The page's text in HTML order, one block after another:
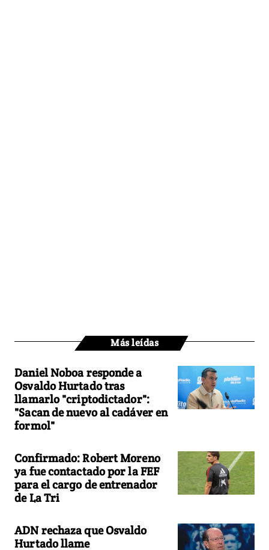
Más leídas
Daniel Noboa responde a
Osvaldo Hurtado tras
llamarlo "criptodictador":
"Sacan de nuevo al cadáver en
formol"
Confirmado: Robert Moreno
ya fue contactado por la FEF
para el cargo de entrenador
de La Tri
ADN rechaza que Osvaldo
Hurtado llame